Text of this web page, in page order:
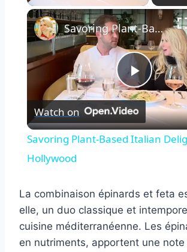
Play
Video
Savoring Plant-Based Italian Delights in West Hollywood
Watch on
Savoring Plant-Based Italian
Hollywood
La combinaison épinards et feta
elle, un duo classique et
cuisine méditerranéenne. Les
en nutriments, apportent une